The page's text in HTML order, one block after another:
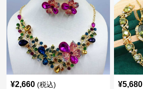
¥2,660 (税込) ¥5,680